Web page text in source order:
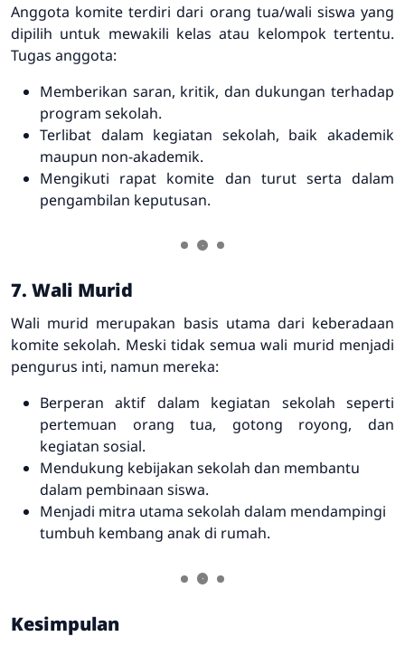
Anggota komite terdiri dari orang tua/wali siswa yang
dipilih untuk mewakili kelas atau kelompok tertentu.
Tugas anggota:
Memberikan saran, kritik, dan dukungan terhadap
program sekolah.
Terlibat dalam kegiatan sekolah, baik akademik
maupun non-akademik.
Mengikuti rapat komite dan turut serta dalam
pengambilan keputusan.
7. Wali Murid
Wali murid merupakan basis utama dari keberadaan
komite sekolah. Meski tidak semua wali murid menjadi
pengurus inti, namun mereka:
Berperan aktif dalam kegiatan sekolah seperti
pertemuan orang tua, gotong royong, dan
kegiatan sosial.
Mendukung kebijakan sekolah dan membantu
dalam pembinaan siswa.
Menjadi mitra utama sekolah dalam mendampingi
tumbuh kembang anak di rumah.
Kesimpulan